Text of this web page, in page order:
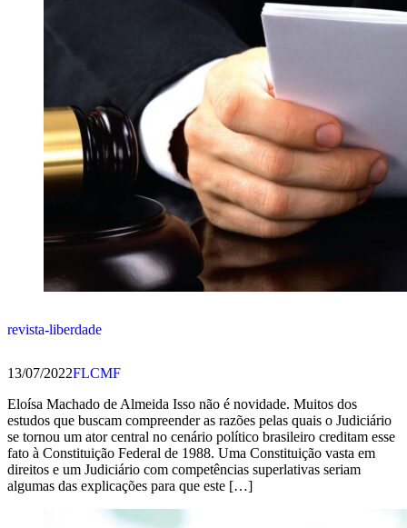
revista-liberdade
13/07/2022FLCMF
Eloísa Machado de Almeida Isso não é novidade. Muitos dos
estudos que buscam compreender as razões pelas quais o Judiciário
se tornou um ator central no cenário político brasileiro creditam esse
fato à Constituição Federal de 1988. Uma Constituição vasta em
direitos e um Judiciário com competências superlativas seriam
algumas das explicações para que este […]